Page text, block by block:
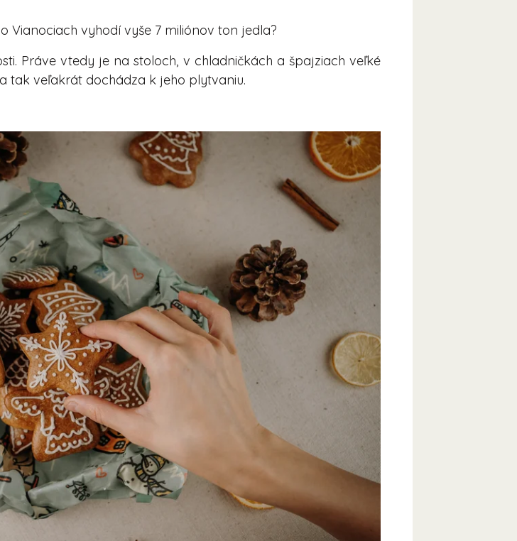
Vianociach vyhodí vyše 7 miliónov ton jedla?
Práve vtedy je na stoloch, v chladničkách a špajziach veľké
tak veľakrát dochádza k jeho plytvaniu.